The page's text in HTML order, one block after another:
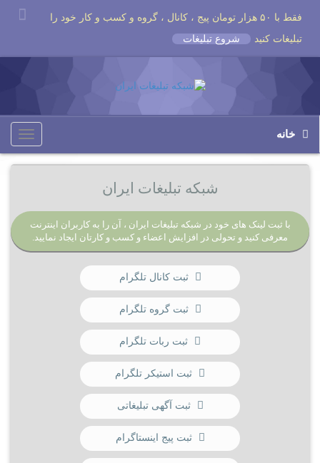
فقط با ۵۰ هزار تومان پیج ، کانال ، گروه و کسب و کار خود را
تبلیغات کنید
شروع تبلیغات
Toggle
خانه
شبکه تبلیغات ایران
با ثبت لینک های خود در شبکه تبلیغات ایران ، آن را به کاربران اینترنت
معرفی کنید و تحولی در افزایش اعضاء و کسب و کارتان ایجاد نمایید.
ثبت کانال تلگرام
ثبت گروه تلگرام
ثبت ربات تلگرام
ثبت استیکر تلگرام
ثبت آگهی تبلیغاتی
ثبت پیج اینستاگرام